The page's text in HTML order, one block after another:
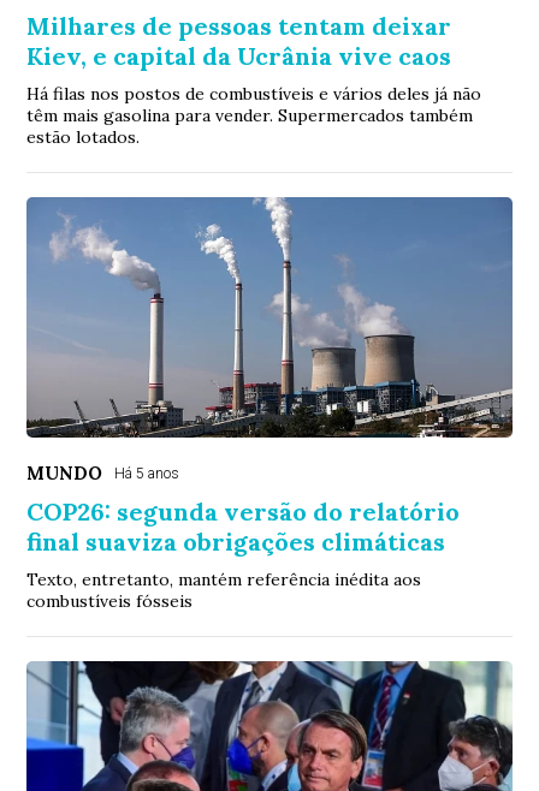
Milhares de pessoas tentam deixar
Kiev, e capital da Ucrânia vive caos
Há filas nos postos de combustíveis e vários deles já não
têm mais gasolina para vender. Supermercados também
estão lotados.
MUNDO Há 5 anos
COP26: segunda versão do relatório
final suaviza obrigações climáticas
Texto, entretanto, mantém referência inédita aos
combustíveis fósseis